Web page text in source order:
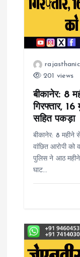
a
201 views
बीकानेर: 8
गिरफ्तार,
सहित पकड़ा
बीकानेर: 8 महीने
वांछित आरोपी को
पुलिस ने आठ महीने
घाट…